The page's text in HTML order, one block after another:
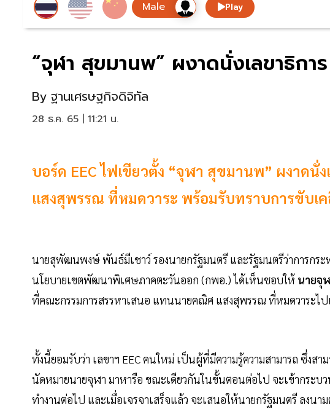
Play
“จุฬา สุขมานพ” ผงาดนั่งเลขาธิกา
By ฐานเศรษฐกิจดิจิทัล
28 ธ.ค. 65 | 11:21 น.
บอร์ด EEC ไฟเขียวตั้ง “จุฬา สุขมานพ” ผงาด
แสงสุพรรณ ที่หมดวาระ พร้อมรับทราบการขับเ
นายสุพัฒนพงษ์ พันธ์มีเชาว์ รองนายกรัฐมนตรี และรัฐมนตรีว่าการกระ
นโยบายเขตพัฒนาพิเศษภาคตะวันออก (กพอ.) ได้เห็นชอบให้ นายจุ
ที่คณะกรรมการสรรหาเสนอ แทนนายคณิศ แสงสุพรรณ ที่หมดวาระไ
ทั้งนี้ยอมรับว่า เลขาฯ EEC คนใหม่ เป็นผู้ที่มีความรู้ความสามารถ ซึ่งสา
นัดหมายนายจุฬา มาหารือ ขณะเดียวกันในขั้นตอนต่อไป จะเข้ากระบ
ทำงานต่อไป และเมื่อเจรจาเสร็จแล้ว จะเสนอให้นายกรัฐมนตรี ลงน